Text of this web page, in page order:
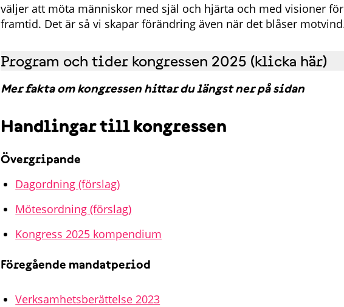
väljer att möta människor med själ och hjärta och med visioner
framtid. Det är så vi skapar förändring även när det blåser
Program och tider kongressen 2025 (klicka här)
Mer fakta om kongressen hittar du längst ner på sidan
Handlingar till kongressen
Övergripande
Dagordning (förslag)
Mötesordning (förslag)
Kongress 2025 kompendium
Föregående mandatperiod
Verksamhetsberättelse 2023